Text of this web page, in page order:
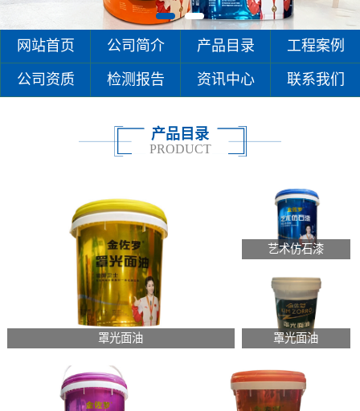
网站首页 公司简介 产品目录 工程案例
公司资质 检测报告 资讯中心 联系我们
产品目录
PRODUCT
罩光面油
艺术仿石漆
罩光面油